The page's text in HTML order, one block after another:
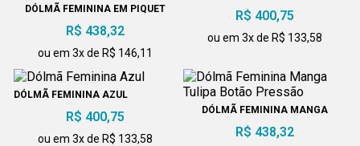
DÓLMÃ FEMININA EM PIQUET
EMBUTIDO
R$ 438,32
ou em 3x de R$ 146,11
R$ 400,75
ou em 3x de R$ 133,58
DÓLMÃ FEMININA AZUL
R$ 400,75
ou em 3x de R$ 133,58
DÓLMÃ FEMININA MANGA
R$ 438,32